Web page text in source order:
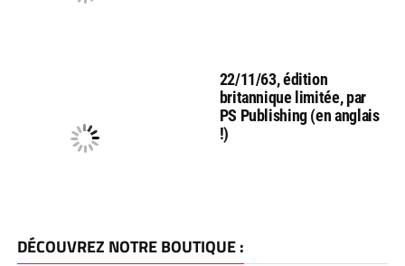
22/11/63, édition
britannique limitée, par
PS Publishing (en anglais
!)
DÉCOUVREZ NOTRE BOUTIQUE :